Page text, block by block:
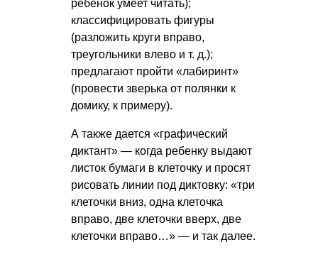
ребенок умеет читать);
классифицировать фигуры
(разложить круги вправо,
треугольники влево и т. д.);
предлагают пройти «лабиринт»
(провести зверька от полянки к
домику, к примеру).
А также дается «графический
диктант» — когда ребенку выдают
листок бумаги в клеточку и просят
рисовать линии под диктовку: «три
клеточки вниз, одна клеточка
вправо, две клеточки вверх, две
клеточки вправо…» — и так далее.